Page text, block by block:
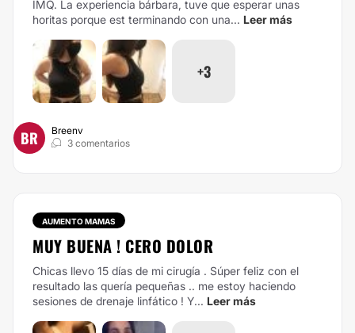
IMQ. La experiencia bárbara, tuve que esperar unas
horitas porque est terminando con una... Leer más
+3
BR
Breenv
3 comentarios
AUMENTO MAMAS
MUY BUENA ! CERO DOLOR
Chicas llevo 15 días de mi cirugía . Súper feliz con el
resultado las quería pequeñas .. me estoy haciendo
sesiones de drenaje linfático ! Y... Leer más